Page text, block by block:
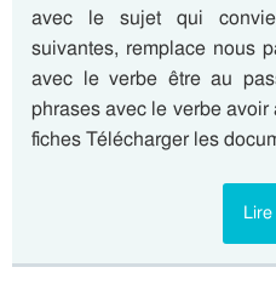
avec le sujet qui
suivantes, remplace nous
avec le verbe être au
phrases avec le verbe
fiches Télécharger les